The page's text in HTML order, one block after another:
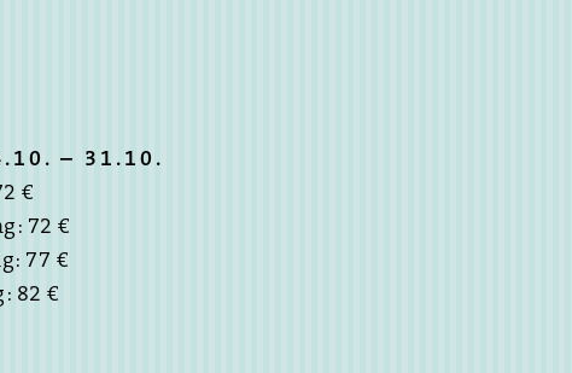
– 31.10.
€
72 €
77 €
82 €